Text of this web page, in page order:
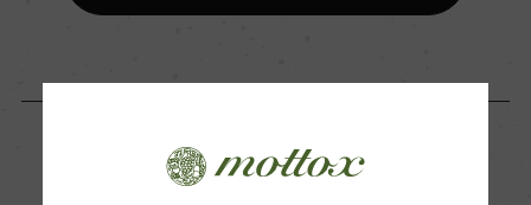
(2020)「デキャンター」 95点
Wine Advocate 獲得点